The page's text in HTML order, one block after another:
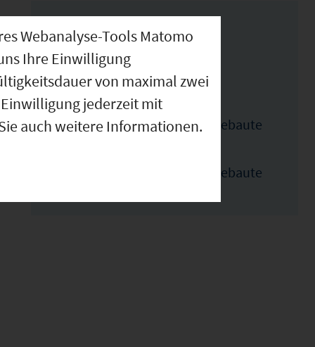
Weitere Flächen im
Gebiet
Flächennnummer 4 : Unbebaute
Flächennnummer 4 : Unbebaute
Webanalyse-Tools Matomo
Ihre Einwilligung
von maximal zwei
jederzeit mit
auch weitere Informationen.